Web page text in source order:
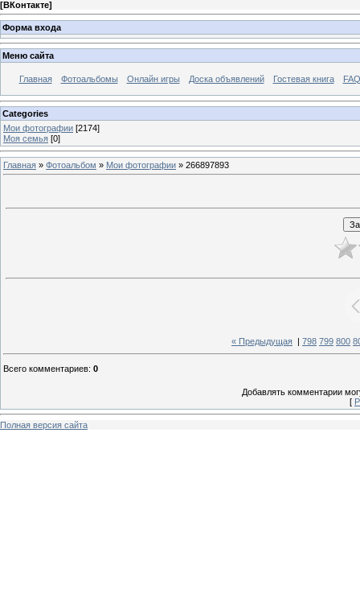
[ВКонтакте]
Форма входа
Меню сайта
Главная Фотоальбомы Онлайн игры Доска объявлений Гостевая книга
Categories
Мои фотографии [2174]
Моя семья [0]
Главная » Фотоальбом » Мои фотографии » 266897893
« Предыдущая 798 799 800
Всего комментариев: 0
Добавлять комментарии
[
Полная версия сайта